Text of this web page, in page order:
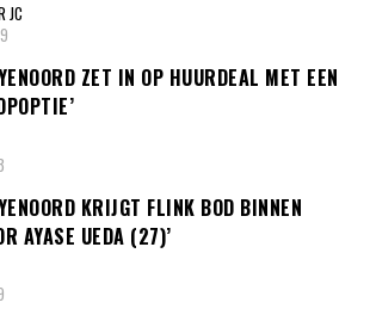
JC
ZET IN OP HUURDEAL MET EEN
KRIJGT FLINK BOD BINNEN
AYASE UEDA (27)’